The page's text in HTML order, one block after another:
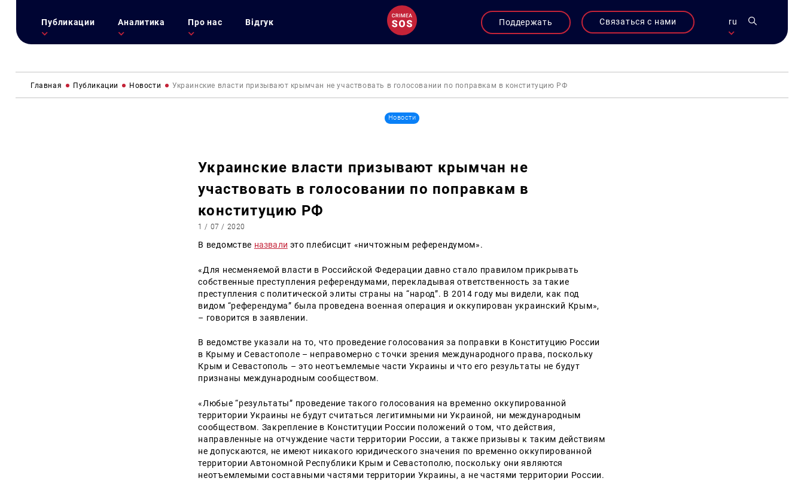
Публикации Аналитика Про нас Відгук Поддержать Связаться с нами ru
Главная Публикации Новости Украинские власти призывают крымчан не участвовать в голосовании по поправкам в конституцию РФ
Новости
Украинские власти призывают крымчан не
участвовать в голосовании по поправкам в
конституцию РФ
1 / 07 / 2020
В ведомстве назвали это плебисцит «ничтожным референдумом».
«Для несменяемой власти в Российской Федерации давно стало правилом прикрывать
собственные преступления референдумами, перекладывая ответственность за такие
преступления с политической элиты страны на “народ”. В 2014 году мы видели, как под
видом “референдума” была проведена военная операция и оккупирован украинский Крым»,
– говорится в заявлении.
В ведомстве указали на то, что проведение голосования за поправки в Конституцию России
в Крыму и Севастополе – неправомерно с точки зрения международного права, поскольку
Крым и Севастополь – это неотъемлемые части Украины и что его результаты не будут
признаны международным сообществом.
«Любые “результаты” проведение такого голосования на временно оккупированной
территории Украины не будут считаться легитимными ни Украиной, ни международным
сообществом. Закрепление в Конституции России положений о том, что действия,
направленные на отчуждение части территории России, а также призывы к таким действиям
не допускаются, не имеют никакого юридического значения по временно оккупированной
территории Автономной Республики Крым и Севастополю, поскольку они являются
неотъемлемыми составными частями территории Украины, а не частями территории России.